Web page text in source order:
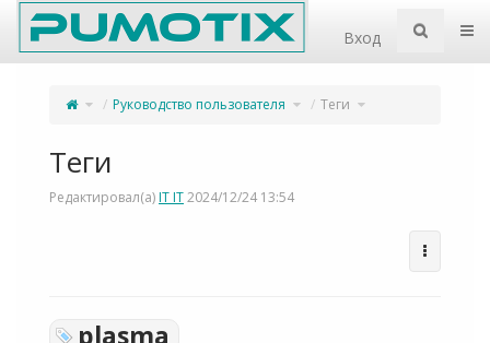
Home
Вход
Переключите
родительское
деревоРуководство пользователя Переключите
дерево
иерархии
Теги Переключите
дерево
иерархии
Теги
Редактировал(а)IT IT2024/12/24 13:54
plasma